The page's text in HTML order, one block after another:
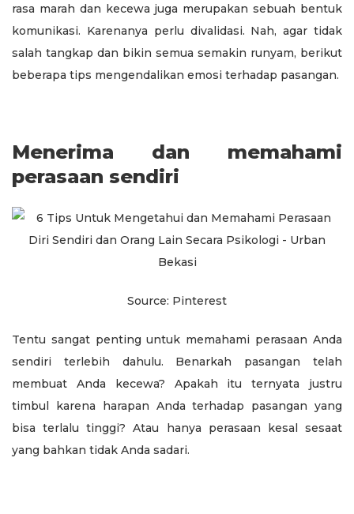
rasa marah dan kecewa juga merupakan sebuah bentuk
komunikasi. Karenanya perlu divalidasi. Nah, agar tidak
salah tangkap dan bikin semua semakin runyam, berikut
beberapa tips mengendalikan emosi terhadap pasangan.
Menerima dan memahami
perasaan sendiri
Source: Pinterest
Tentu sangat penting untuk memahami perasaan Anda
sendiri terlebih dahulu. Benarkah pasangan telah
membuat Anda kecewa? Apakah itu ternyata justru
timbul karena harapan Anda terhadap pasangan yang
bisa terlalu tinggi? Atau hanya perasaan kesal sesaat
yang bahkan tidak Anda sadari.